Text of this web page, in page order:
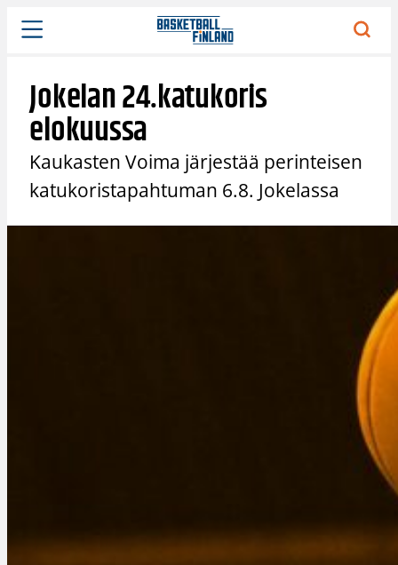
Siirry
sisältöön
Jokelan 24.katukoris
elokuussa
Kaukasten Voima järjestää perinteisen
katukoristapahtuman 6.8. Jokelassa